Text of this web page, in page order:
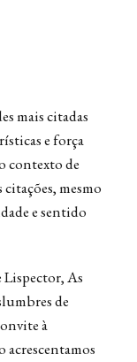
mais citadas
e força
contexto de
mesmo
e sentido
Lispector, As
de
à
acrescentamos